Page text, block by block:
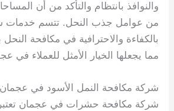
والنوافذ بانتظام والتأكد من أن
من عوامل جذب النحل. تتسم خدمات
بالكفاءة والاحترافية في مكافحة النحل
مما يجعلها الخيار الأمثل للعملاء في
شركة مكافحة النمل الأسود في عجمان
شركة مكافحة حشرات في عجمان